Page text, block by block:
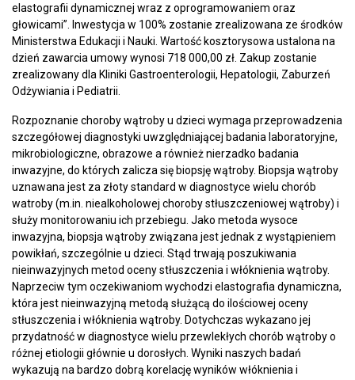
elastografii dynamicznej wraz z oprogramowaniem oraz
głowicami”. Inwestycja w 100% zostanie zrealizowana ze środków
Ministerstwa Edukacji i Nauki. Wartość kosztorysowa ustalona na
dzień zawarcia umowy wynosi 718 000,00 zł. Zakup zostanie
zrealizowany dla Kliniki Gastroenterologii, Hepatologii, Zaburzeń
Odżywiania i Pediatrii.
Rozpoznanie choroby wątroby u dzieci wymaga przeprowadzenia
szczegółowej diagnostyki uwzględniającej badania laboratoryjne,
mikrobiologiczne, obrazowe a również nierzadko badania
inwazyjne, do których zalicza się biopsję wątroby. Biopsja wątroby
uznawana jest za złoty standard w diagnostyce wielu chorób
watroby (m.in. niealkoholowej choroby stłuszczeniowej wątroby) i
służy monitorowaniu ich przebiegu. Jako metoda wysoce
inwazyjna, biopsja wątroby związana jest jednak z wystąpieniem
powikłań, szczególnie u dzieci. Stąd trwają poszukiwania
nieinwazyjnych metod oceny stłuszczenia i włóknienia wątroby.
Naprzeciw tym oczekiwaniom wychodzi elastografia dynamiczna,
która jest nieinwazyjną metodą służącą do ilościowej oceny
stłuszczenia i włóknienia wątroby. Dotychczas wykazano jej
przydatność w diagnostyce wielu przewlekłych chorób wątroby o
różnej etiologii głównie u dorosłych. Wyniki naszych badań
wykazują na bardzo dobrą korelację wyników włóknienia i